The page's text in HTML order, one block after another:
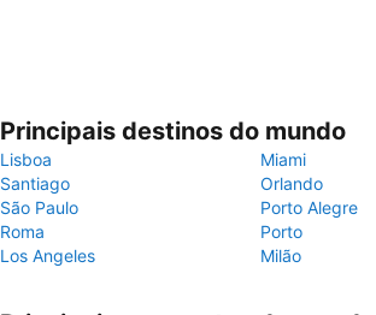
Principais destinos do mundo
Lisboa
Miami
Santiago
Orlando
São Paulo
Porto Alegre
Roma
Porto
Los Angeles
Milão